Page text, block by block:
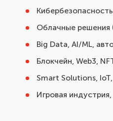
Облачные решения
Big Data, AI/ML,
Блокчейн, Web3,
Smart Solutions,
Игровая